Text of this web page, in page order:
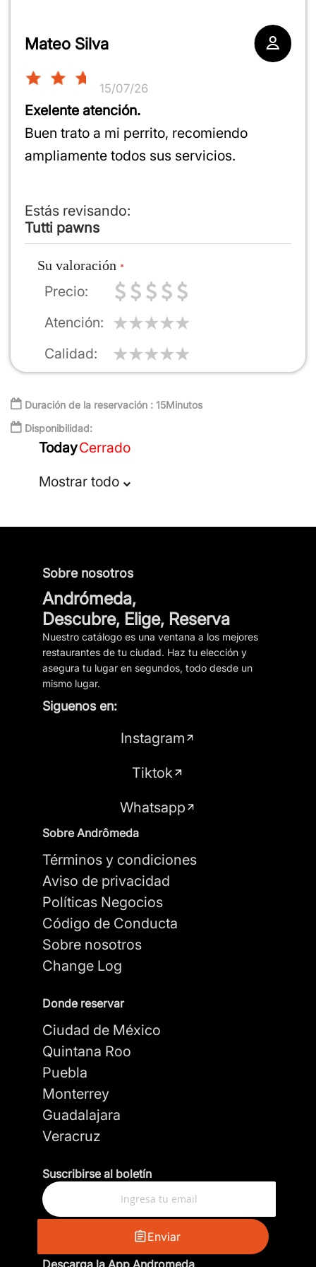
Mateo Silva
15/07/26
Exelente atención.
Buen trato a mi perrito, recomiendo
ampliamente todos sus servicios.
Estás revisando:
Tutti pawns
Su valoración
Precio
Atención
Calidad
Apodo
Resumen
Enviar reseña
Duración de la reservación : 15Minutos
Disponibilidad:
TodayCerrado
Mostrar todo
Sobre nosotros
Andrómeda,
Descubre, Elige, Reserva
Nuestro catálogo es una ventana a los mejores
restaurantes de tu ciudad. Haz tu elección y
asegura tu lugar en segundos, todo desde un
mismo lugar.
Siguenos en:
Instagram
Tiktok
Whatsapp
Sobre Andrômeda
Términos y condiciones
Aviso de privacidad
Políticas Negocios
Código de Conducta
Sobre nosotros
Change Log
Donde reservar
Ciudad de México
Quintana Roo
Puebla
Monterrey
Guadalajara
Veracruz
Suscribirse al boletín
Enviar
Descarga la App Andromeda